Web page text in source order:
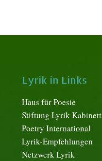
Lyrik in Links
Haus für Poesie
Stiftung Lyrik Kabinett
Poetry International
Lyrik-Empfehlungen
Netzwerk Lyrik